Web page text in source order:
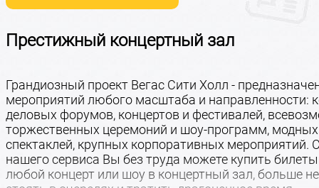
Престижный концертный зал
Грандиозный проект Вегас Сити Холл -
мероприятий любого масштаба и направленности:
деловых форумов, концертов и фестивалей,
торжественных церемоний и шоу-программ, модных
спектаклей, крупных корпоративных
нашего сервиса Вы без труда можете купить
любой концерт или шоу в концертный зал, больше